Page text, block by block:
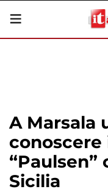
A Marsala
conoscere
“Paulsen”
Sicilia